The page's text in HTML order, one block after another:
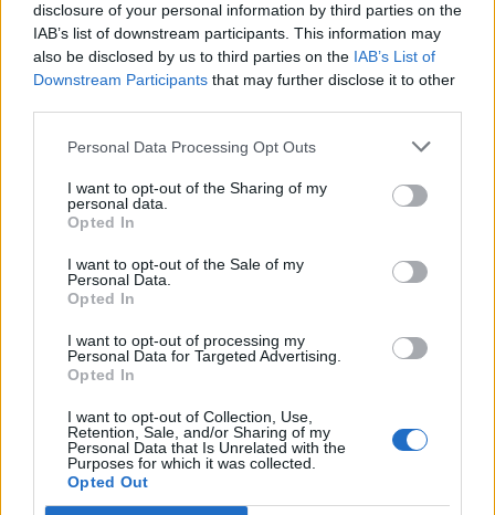
disclosure of your personal information by third parties on the
IAB’s list of downstream participants. This information may
also be disclosed by us to third parties on the IAB’s List of
Downstream Participants that may further disclose it to other
Personal Data Processing Opt Outs
I want to opt-out of the Sharing of my
personal data.
Opted In
I want to opt-out of the Sale of my
Personal Data.
Opted In
I want to opt-out of processing my
Personal Data for Targeted Advertising.
Opted In
I want to opt-out of Collection, Use,
Retention, Sale, and/or Sharing of my
Personal Data that Is Unrelated with the
Purposes for which it was collected.
Opted Out
FAR (Coarnă)
România pe Primul Loc (Ponta)
Altul
Arhiva sondajelor
ad